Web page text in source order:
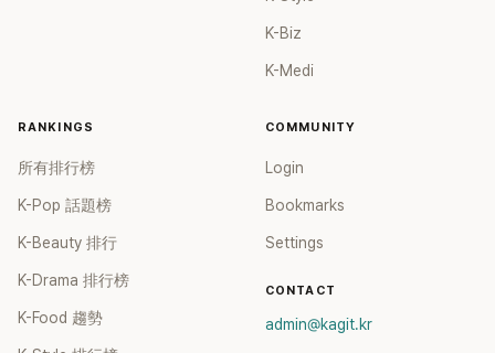
K-Biz
K-Medi
RANKINGS
所有排行榜
K-Pop 話題榜
K-Beauty 排行
K-Drama 排行榜
K-Food 趨勢
COMMUNITY
Login
Bookmarks
Settings
CONTACT
admin@kagit.kr